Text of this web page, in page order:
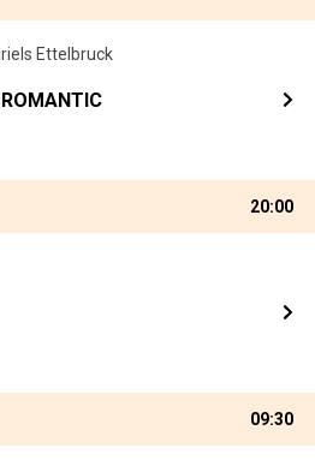
Ettelbruck
20:00
09:30